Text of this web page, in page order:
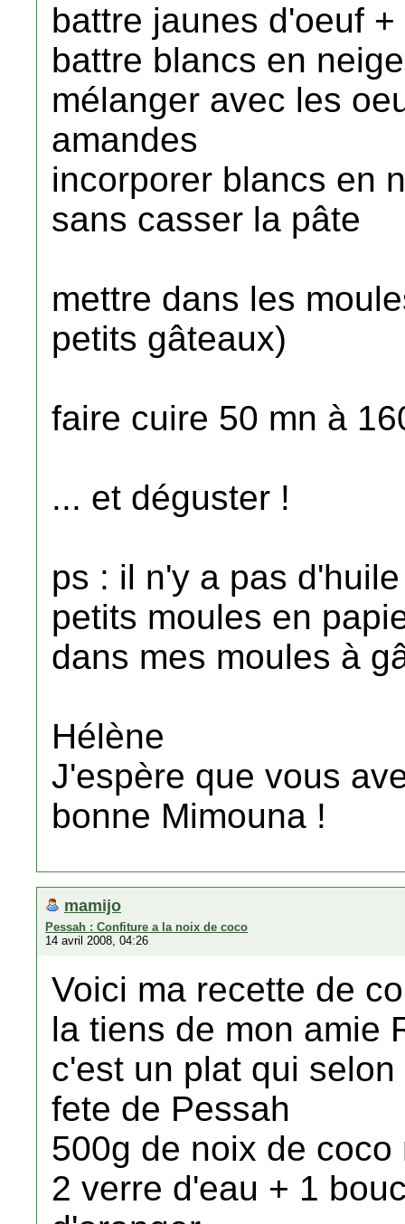
battre jaunes d'oeuf
battre blancs en neige
mélanger avec les
amandes
incorporer blancs en
sans casser la pâte
mettre dans les
petits gâteaux)
faire cuire 50 mn à
... et déguster !
ps : il n'y a pas
petits moules en
dans mes moules à
Hélène
J'espère que vous
bonne Mimouna !
mamijo
Pessah : Confiture a la noix de coco
14 avril 2008, 04:26
Voici ma recette de
la tiens de mon amie
c'est un plat qui
fete de Pessah
500g de noix de coco
2 verre d'eau + 1